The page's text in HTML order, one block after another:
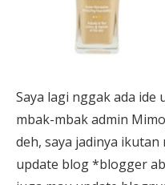
Saya lagi nggak ada
mbak-mbak admin
deh, saya jadinya
update blog *blogger